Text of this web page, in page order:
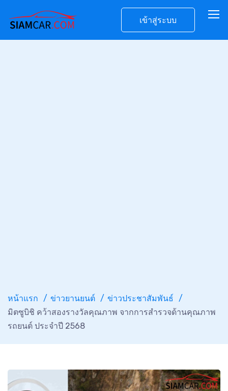
เข้าสู่ระบบ
หน้าแรก ข่าวยานยนต์
ข่าวประชาสัมพันธ์
มิตซูบิชิ คว้าสองรางวัลคุณภาพ จากการสำรวจด้านคุณภาพ
รถยนต์ ประจำปี 2568